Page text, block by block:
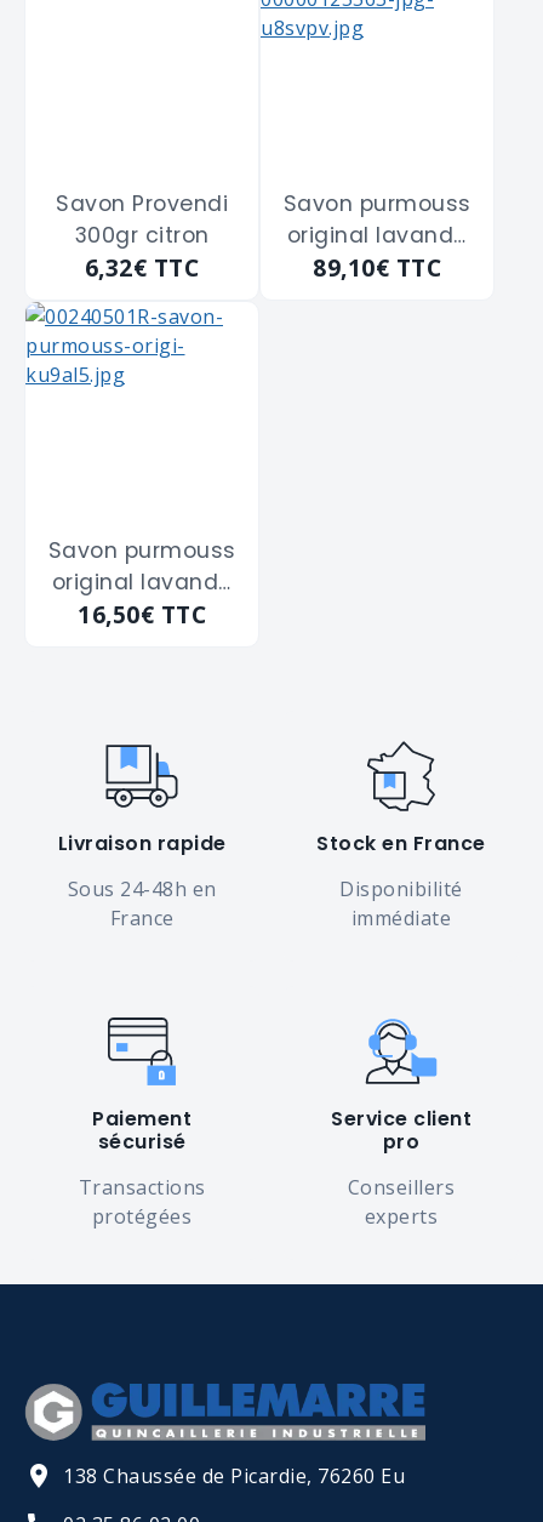
Savon Provendi
300gr citron
6,32€ TTC
Savon purmouss
original lavande
parfumée "ORG1L"
89,10€ TTC
Savon purmouss
original lavande
parfumée DEB-
16,50€ TTC
Livraison rapide
Sous 24-48h en
France
Stock en France
Disponibilité
immédiate
Paiement
sécurisé
Transactions
protégées
Service client
pro
Conseillers
experts
138 Chaussée de Picardie, 76260 Eu